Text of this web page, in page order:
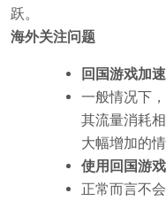
跃。
海外关注问题
回国游戏加
一般情况下
其流量消耗
大幅增加的情
使用回国游
正常而言不